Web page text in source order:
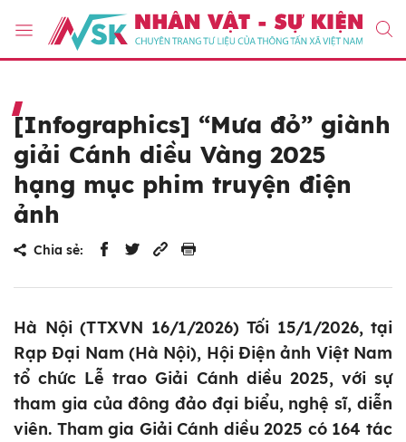
[Infographics] “Mưa đỏ” giành
giải Cánh diều Vàng 2025
hạng mục phim truyện điện
ảnh
Chia sẻ:
Hà Nội (TTXVN 16/1/2026) Tối 15/1/2026, tại
Rạp Đại Nam (Hà Nội), Hội Điện ảnh Việt Nam
tổ chức Lễ trao Giải Cánh diều 2025, với sự
tham gia của đông đảo đại biểu, nghệ sĩ, diễn
viên. Tham gia Giải Cánh diều 2025 có 164 tác